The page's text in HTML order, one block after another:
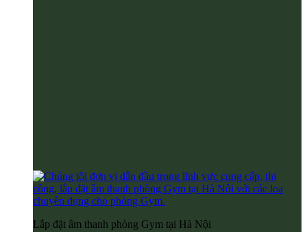
Lắp đặt âm thanh phòng Gym tại Hà Nội